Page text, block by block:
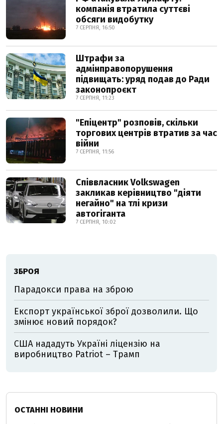
компанія втратила суттєві
обсяги видобутку
7 СЕРПНЯ, 16:50
Штрафи за
адмінправопорушення
підвищать: уряд подав до Ради
законопроєкт
7 СЕРПНЯ, 11:23
"Епіцентр" розповів, скільки
торгових центрів втратив за час
війни
7 СЕРПНЯ, 11:56
Співвласник Volkswagen
закликав керівництво "діяти
негайно" на тлі кризи
автогіганта
7 СЕРПНЯ, 10:02
ЗБРОЯ
Парадокси права на зброю
Експорт української зброї дозволили. Що
змінює новий порядок?
США нададуть Україні ліцензію на
виробництво Patriot – Трамп
ОСТАННІ НОВИНИ